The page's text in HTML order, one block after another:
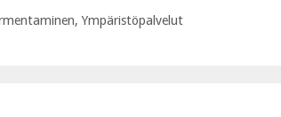
,Ympäristöpalvelut